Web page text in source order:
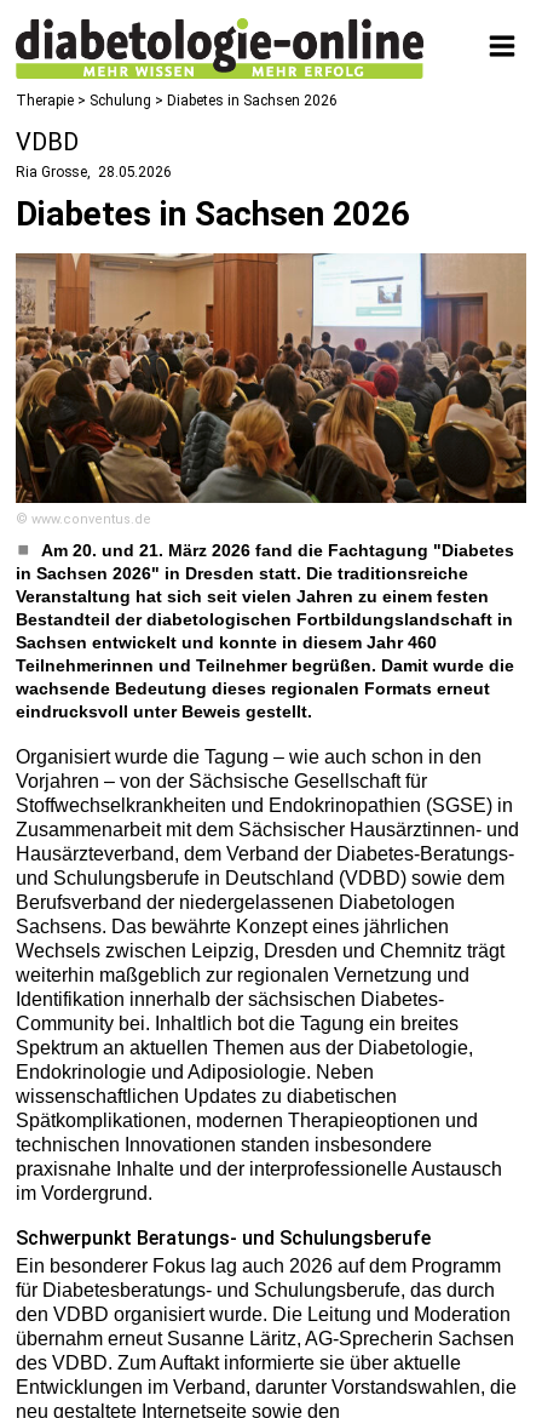
Therapie > Schulung > Diabetes in Sachsen 2026
VDBD
Ria Grosse 28.05.2026
Diabetes in Sachsen 2026
© www.conventus.de
Am 20. und 21. März 2026 fand die Fachtagung "Diabetes
in Sachsen 2026" in Dresden statt. Die traditionsreiche
Veranstaltung hat sich seit vielen Jahren zu einem festen
Bestandteil der diabetologischen Fortbildungslandschaft in
Sachsen entwickelt und konnte in diesem Jahr 460
Teilnehmerinnen und Teilnehmer begrüßen. Damit wurde die
wachsende Bedeutung dieses regionalen Formats erneut
eindrucksvoll unter Beweis gestellt.
Organisiert wurde die Tagung – wie auch schon in den
Vorjahren – von der Sächsische Gesellschaft für
Stoffwechselkrankheiten und Endokrinopathien (SGSE) in
Zusammenarbeit mit dem Sächsischer Hausärztinnen- und
Hausärzteverband, dem Verband der Diabetes-Beratungs-
und Schulungsberufe in Deutschland (VDBD) sowie dem
Berufsverband der niedergelassenen Diabetologen
Sachsens. Das bewährte Konzept eines jährlichen
Wechsels zwischen Leipzig, Dresden und Chemnitz trägt
weiterhin maßgeblich zur regionalen Vernetzung und
Identifikation innerhalb der sächsischen Diabetes-
Community bei. Inhaltlich bot die Tagung ein breites
Spektrum an aktuellen Themen aus der Diabetologie,
Endokrinologie und Adiposiologie. Neben
wissenschaftlichen Updates zu diabetischen
Spätkomplikationen, modernen Therapieoptionen und
technischen Innovationen standen insbesondere
praxisnahe Inhalte und der interprofessionelle Austausch
im Vordergrund.
Schwerpunkt Beratungs- und Schulungsberufe
Ein besonderer Fokus lag auch 2026 auf dem Programm
für Diabetesberatungs- und Schulungsberufe, das durch
den VDBD organisiert wurde. Die Leitung und Moderation
übernahm erneut Susanne Läritz, AG-Sprecherin Sachsen
des VDBD. Zum Auftakt informierte sie über aktuelle
Entwicklungen im Verband, darunter Vorstandswahlen, die
neu gestaltete Internetseite sowie den